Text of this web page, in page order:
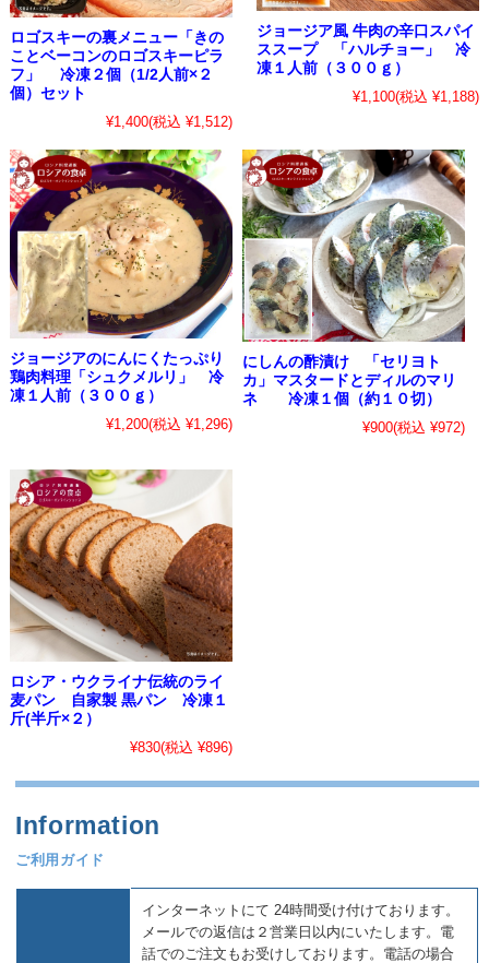
ロゴスキーの裏メニュー「きの
ことベーコンのロゴスキーピラ
フ」 冷凍２個（1/2人前×２
個）セット
¥1,400(税込 ¥1,512)
ジョージア風 牛肉の辛口スパイ
ススープ 「ハルチョー」 冷
凍１人前（３００ｇ）
¥1,100(税込 ¥1,188)
ジョージアのにんにくたっぷり
鶏肉料理「シュクメルリ」 冷
凍１人前（３００ｇ）
¥1,200(税込 ¥1,296)
にしんの酢漬け 「セリヨト
カ」マスタードとディルのマリ
ネ 冷凍１個（約１０切）
¥900(税込 ¥972)
ロシア・ウクライナ伝統のライ
麦パン 自家製 黒パン 冷凍１
斤(半斤×２）
¥830(税込 ¥896)
ご利用ガイド
インターネットにて 24時間受け付けております。
メールでの返信は２営業日以内にいたします。電
話でのご注文もお受けしております。電話の場合